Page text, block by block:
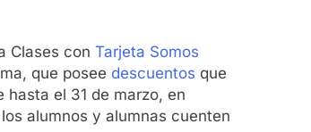
Clases con Tarjeta Somos
que posee descuentos que
el 31 de marzo, en
alumnos y alumnas cuenten